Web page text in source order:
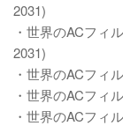
2031)
・世界のACフィ
2031)
・世界のACフィ
・世界のACフィ
・世界のACフィ